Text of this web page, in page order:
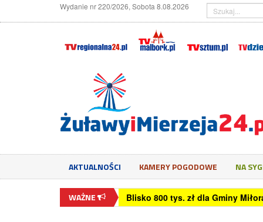
Wydanie nr 220/2026, Sobota 8.08.2026
AKTUALNOŚCI KAMERY POGODOWE NA
WAŻNE Blisko 800 tys. zł dla Gminy